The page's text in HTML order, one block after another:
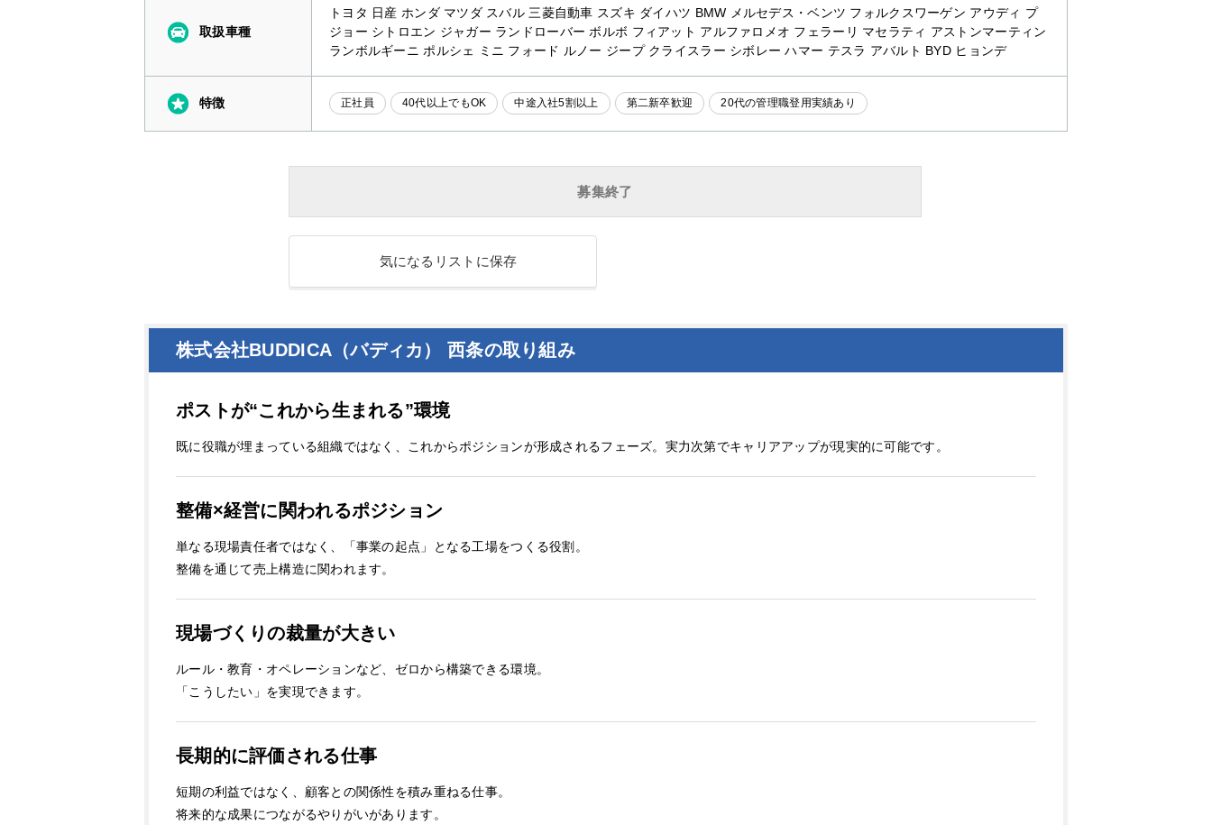
取扱車種
トヨタ 日産 ホンダ マツダ スバル 三菱自動車 スズキ ダイハツ BMW メルセデス・ベンツ フォルクスワーゲン アウディ プ
ジョー シトロエン ジャガー ランドローバー ボルボ フィアット アルファロメオ フェラーリ マセラティ アストンマーティン
ランボルギーニ ポルシェ ミニ フォード ルノー ジープ クライスラー シボレー ハマー テスラ アバルト BYD ヒョンデ
特徴 正社員 40代以上でもOK 中途入社5割以上 第二新卒歓迎 20代の管理職登用実績あり
募集終了
気になるリストに保存
株式会社BUDDICA（バディカ） 西条の取り組み
ポストが“これから生まれる”環境
既に役職が埋まっている組織ではなく、これからポジションが形成されるフェーズ。実力次第でキャリアアップが現実的に可能です。
整備×経営に関われるポジション
単なる現場責任者ではなく、「事業の起点」となる工場をつくる役割。
整備を通じて売上構造に関われます。
現場づくりの裁量が大きい
ルール・教育・オペレーションなど、ゼロから構築できる環境。
「こうしたい」を実現できます。
長期的に評価される仕事
短期の利益ではなく、顧客との関係性を積み重ねる仕事。
将来的な成果につながるやりがいがあります。